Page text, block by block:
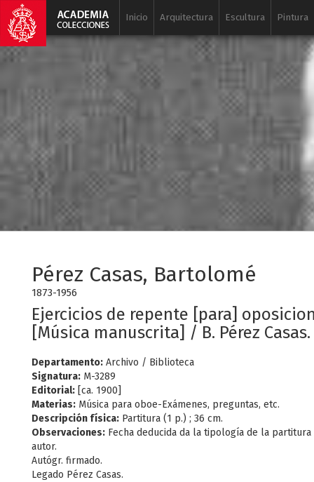
Inicio Arquitectura Escultura Pintura
Pérez Casas, Bartolomé
1873-1956
Ejercicios de repente [para]
[Música manuscrita] / B. Pérez Casas.
Departamento: Archivo / Biblioteca
Signatura: M-3289
Editorial: [ca. 1900]
Materias: Música para oboe-Exámenes, preguntas, etc.
Descripción física: Partitura (1 p.) ; 36 cm.
Observaciones: Fecha deducida da la tipología de la
autor.
Autógr. firmado.
Legado Pérez Casas.